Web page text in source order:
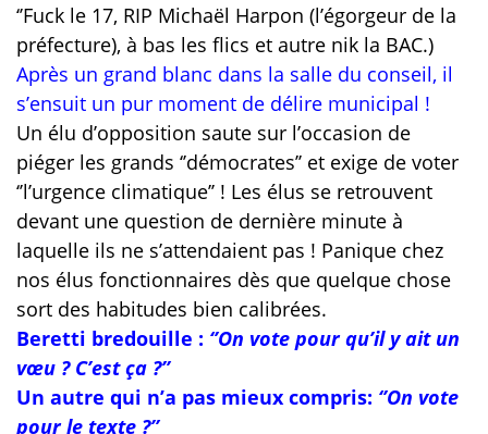
‘’Fuck le 17, RIP Michaël Harpon (l’égorgeur de la
préfecture), à bas les flics et autre nik la BAC.)
Après un grand blanc dans la salle du conseil, il
s’ensuit un pur moment de délire municipal !
Un élu d’opposition saute sur l’occasion de
piéger les grands ‘’démocrates’’ et exige de voter
‘’l’urgence climatique’’ ! Les élus se retrouvent
devant une question de dernière minute à
laquelle ils ne s’attendaient pas ! Panique chez
nos élus fonctionnaires dès que quelque chose
sort des habitudes bien calibrées.
Beretti bredouille : ‘’On vote pour qu’il y ait un
vœu ? C’est ça ?’’
Un autre qui n’a pas mieux compris: ‘’On vote
pour le texte ?’’